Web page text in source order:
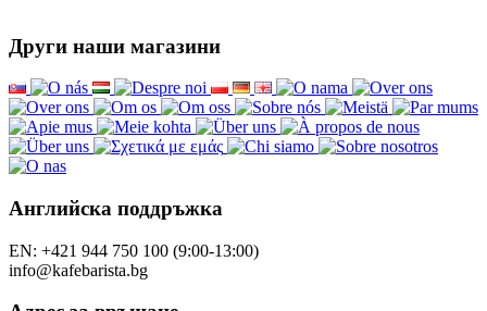
Други наши магазини
Английска поддръжка
EN: +421 944 750 100 (9:00-13:00)
info@kafebarista.bg